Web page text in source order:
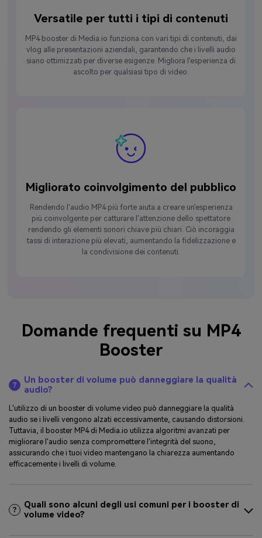
Versatile per tutti i tipi di contenuti
MP4 booster di Media.io funziona con vari tipi di contenuti, dai
vlog alle presentazioni aziendali, garantendo che i livelli audio
siano ottimizzati per diverse esigenze. Migliora l'esperienza di
ascolto per qualsiasi tipo di video.
Migliorato coinvolgimento del pubblico
Rendendo l'audio MP4 più forte aiuta a creare un'esperienza
più coinvolgente per catturare l'attenzione dello spettatore
rendendo gli elementi sonori chiave più chiari. Ciò incoraggia
tassi di interazione più elevati, aumentando la fidelizzazione e
la condivisione dei contenuti.
Domande frequenti su MP4
Booster
Un booster di volume può danneggiare la qualità
audio?
L'utilizzo di un booster di volume video può danneggiare la qualità
audio se i livelli vengono alzati eccessivamente, causando distorsioni.
Tuttavia, il booster MP4 di Media.io utilizza algoritmi avanzati per
migliorare l'audio senza compromettere l'integrità del suono,
assicurando che i tuoi video mantengano la chiarezza aumentando
efficacemente i livelli di volume.
Quali sono alcuni degli usi comuni per i booster di
volume video?